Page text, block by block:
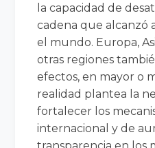
la capacidad de
cadena que alcanzó
el mundo. Europa,
otras regiones
efectos, en mayor o
realidad plantea la
fortalecer los
internacional y de